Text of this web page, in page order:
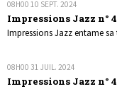
08H00 10 SEPT. 2024
Impressions Jazz n°
Impressions Jazz entame
08H00 31 JUIL. 2024
Impressions Jazz n°